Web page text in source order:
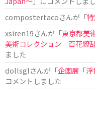
compostertacoさんが「
xsiren19さんが「東京都美
美術コレクション 百花繚
ました
dollsglさんが「企画展「
コメントしました